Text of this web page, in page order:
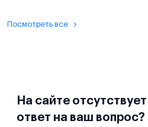
Посмотреть все
На сайте отсутствует
ответ на ваш вопрос?